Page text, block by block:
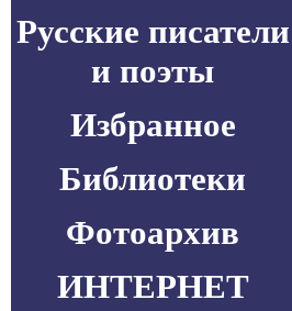
Русские писатели
и поэты
Избранное
Библиотеки
Фотоархив
ИНТЕРНЕТ